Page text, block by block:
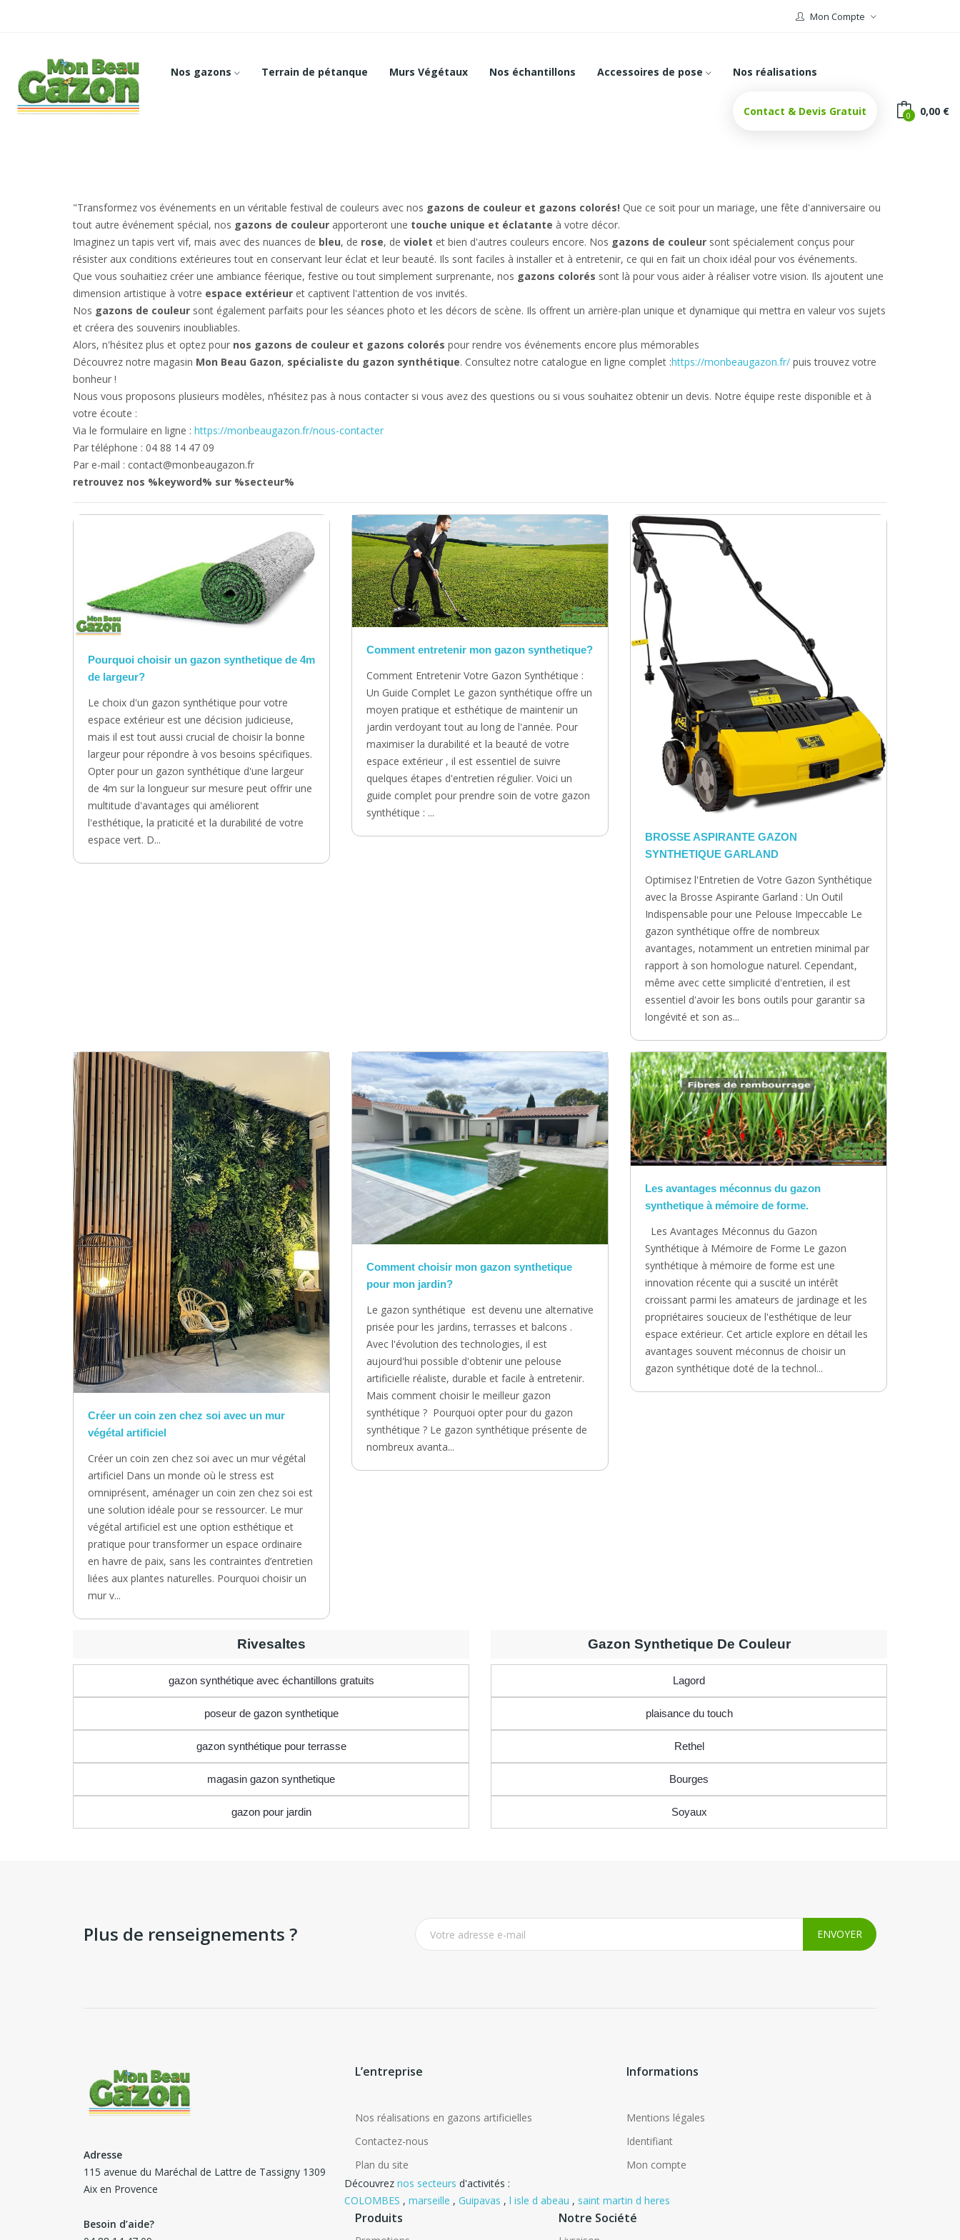
Mon Compte
Nos gazons Terrain de pétanque Murs Végétaux Nos échantillons Accessoires de pose Nos réalisations
Contact & Devis Gratuit 0 0,00 €
"Transformez vos événements en un véritable festival de couleurs avec nos gazons de couleur et gazons colorés! Que ce soit pour un mariage, une fête d'anniversaire ou
tout autre événement spécial, nos gazons de couleur apporteront une touche unique et éclatante à votre décor.
Imaginez un tapis vert vif, mais avec des nuances de bleu, de rose, de violet et bien d'autres couleurs encore. Nos gazons de couleur sont spécialement conçus pour
résister aux conditions extérieures tout en conservant leur éclat et leur beauté. Ils sont faciles à installer et à entretenir, ce qui en fait un choix idéal pour vos événements.
Que vous souhaitiez créer une ambiance féerique, festive ou tout simplement surprenante, nos gazons colorés sont là pour vous aider à réaliser votre vision. Ils ajoutent une
dimension artistique à votre espace extérieur et captivent l'attention de vos invités.
Nos gazons de couleur sont également parfaits pour les séances photo et les décors de scène. Ils offrent un arrière-plan unique et dynamique qui mettra en valeur vos sujets
et créera des souvenirs inoubliables.
Alors, n'hésitez plus et optez pour nos gazons de couleur et gazons colorés pour rendre vos événements encore plus mémorables
Découvrez notre magasin Mon Beau Gazon, spécialiste du gazon synthétique. Consultez notre catalogue en ligne complet :https://monbeaugazon.fr/ puis trouvez votre
bonheur !
Nous vous proposons plusieurs modèles, n’hésitez pas à nous contacter si vous avez des questions ou si vous souhaitez obtenir un devis. Notre équipe reste disponible et à
votre écoute :
Via le formulaire en ligne : https://monbeaugazon.fr/nous-contacter
Par téléphone : 04 88 14 47 09
Par e-mail : contact@monbeaugazon.fr
retrouvez nos %keyword% sur %secteur%
Pourquoi choisir un gazon synthetique de 4m
de largeur?
Le choix d'un gazon synthétique pour votre
espace extérieur est une décision judicieuse,
mais il est tout aussi crucial de choisir la bonne
largeur pour répondre à vos besoins spécifiques.
Opter pour un gazon synthétique d'une largeur
de 4m sur la longueur sur mesure peut offrir une
multitude d'avantages qui améliorent
l'esthétique, la praticité et la durabilité de votre
espace vert. D...
Comment entretenir mon gazon synthetique?
Comment Entretenir Votre Gazon Synthétique :
Un Guide Complet Le gazon synthétique offre un
moyen pratique et esthétique de maintenir un
jardin verdoyant tout au long de l'année. Pour
maximiser la durabilité et la beauté de votre
espace extérieur , il est essentiel de suivre
quelques étapes d'entretien régulier. Voici un
guide complet pour prendre soin de votre gazon
synthétique : ...
BROSSE ASPIRANTE GAZON
SYNTHETIQUE GARLAND
Optimisez l'Entretien de Votre Gazon Synthétique
avec la Brosse Aspirante Garland : Un Outil
Indispensable pour une Pelouse Impeccable Le
gazon synthétique offre de nombreux
avantages, notamment un entretien minimal par
rapport à son homologue naturel. Cependant,
même avec cette simplicité d'entretien, il est
essentiel d'avoir les bons outils pour garantir sa
longévité et son as...
Créer un coin zen chez soi avec un mur
végétal artificiel
Créer un coin zen chez soi avec un mur végétal
artificiel Dans un monde où le stress est
omniprésent, aménager un coin zen chez soi est
une solution idéale pour se ressourcer. Le mur
végétal artificiel est une option esthétique et
pratique pour transformer un espace ordinaire
en havre de paix, sans les contraintes d’entretien
liées aux plantes naturelles. Pourquoi choisir un
mur v...
Comment choisir mon gazon synthetique
pour mon jardin?
Le gazon synthétique est devenu une alternative
prisée pour les jardins, terrasses et balcons .
Avec l'évolution des technologies, il est
aujourd'hui possible d'obtenir une pelouse
artificielle réaliste, durable et facile à entretenir.
Mais comment choisir le meilleur gazon
synthétique ? Pourquoi opter pour du gazon
synthétique ? Le gazon synthétique présente de
nombreux avanta...
Les avantages méconnus du gazon
synthetique à mémoire de forme.
Les Avantages Méconnus du Gazon
Synthétique à Mémoire de Forme Le gazon
synthétique à mémoire de forme est une
innovation récente qui a suscité un intérêt
croissant parmi les amateurs de jardinage et les
propriétaires soucieux de l'esthétique de leur
espace extérieur. Cet article explore en détail les
avantages souvent méconnus de choisir un
gazon synthétique doté de la technol...
Rivesaltes
gazon synthétique avec échantillons gratuits
poseur de gazon synthetique
gazon synthétique pour terrasse
magasin gazon synthetique
gazon pour jardin
Gazon Synthetique De Couleur
Lagord
plaisance du touch
Rethel
Bourges
Soyaux
Plus de renseignements ?
Adresse
115 avenue du Maréchal de Lattre de Tassigny 1309
Aix en Provence
Besoin d’aide?
L’entreprise
Nos réalisations en gazons artificielles
Contactez-nous
Plan du site
Informations
Mentions légales
Identifiant
Mon compte
Découvrez nos secteurs d'activités :
COLOMBES , marseille , Guipavas , l isle d abeau , saint martin d heres
Produits Notre Société